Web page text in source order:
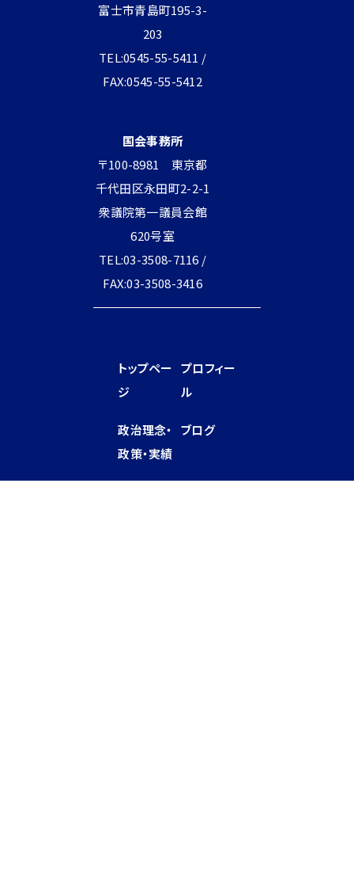
富士市青島町195-3-
203
TEL:0545-55-5411 /
FAX:0545-55-5412
国会事務所
〒100-8981 東京都
千代田区永田町2-2-1
衆議院第一議員会館
620号室
TEL:03-3508-7116 /
FAX:03-3508-3416
トップペー
ジ
プロフィー
ル
政治理念・
政策・実績
ブログ